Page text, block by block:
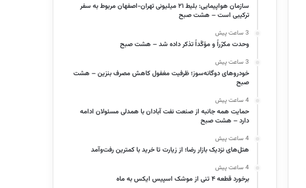
سازمان هواپیمایی: بلیط ۲۱ میلیونی تهران-اصفهان مربوط به سفر
ترکیبی است – هشت صبح
3 ساعت پیش
وحدت مکرّراً و مؤکّداً تذکر داده شد – هشت صبح
3 ساعت پیش
خودروهای دوگانه‌سوز؛ ظرفیت مغفول کاهش مصرف بنزین – هشت
صبح
4 ساعت پیش
حمایت همه‌ جانبه از صنعت نفت آبادان با همدلی مسئولان ادامه
دارد – هشت صبح
4 ساعت پیش
هتل‌های نزدیک بازار رضا؛ از زیارت تا خرید با کمترین رفت‌وآمد
4 ساعت پیش
برخورد قطعه ۴ تنی از موشک اسپیس ایکس به ماه